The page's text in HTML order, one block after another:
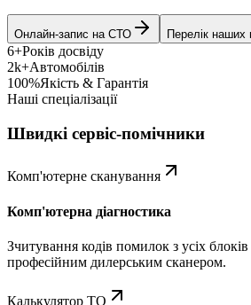
Онлайн-запис на СТО Перелік наших
6+Років досвіду
2k+Автомобілів
100%Якість & Гарантія
Наші спеціалізації
Швидкі сервіс-помічники
Комп'ютерне сканування
Комп'ютерна діагностика
Зчитування кодів помилок з усіх
професійним дилерським сканером.
Калькулятор ТО